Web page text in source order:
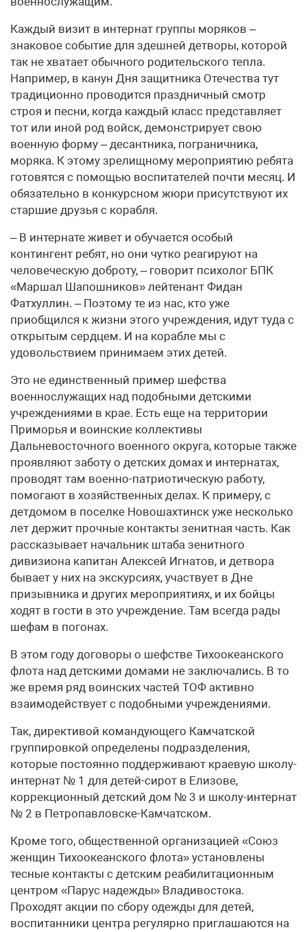
Каждый визит в интернат группы моряков –
знаковое событие для здешней детворы, которой
так не хватает обычного родительского тепла.
Например, в канун Дня защитника Отечества тут
традиционно проводится праздничный смотр
строя и песни, когда каждый класс представляет
тот или иной род войск, демонстрирует свою
военную форму – десантника, пограничника,
моряка. К этому зрелищному мероприятию ребята
готовятся с помощью воспитателей почти месяц. И
обязательно в конкурсном жюри присутствуют их
старшие друзья с корабля.
– В интернате живет и обучается особый
контингент ребят, но они чутко реагируют на
человеческую доброту, – говорит психолог БПК
«Маршал Шапошников» лейтенант Фидан
Фатхуллин. – Поэтому те из нас, кто уже
приобщился к жизни этого учреждения, идут туда с
открытым сердцем. И на корабле мы с
удовольствием принимаем этих детей.
Это не единственный пример шефства
военнослужащих над подобными детскими
учреждениями в крае. Есть еще на территории
Приморья и воинские коллективы
Дальневосточного военного округа, которые также
проявляют заботу о детских домах и интернатах,
проводят там военно-патриотическую работу,
помогают в хозяйственных делах. К примеру, с
детдомом в поселке Новошахтинск уже несколько
лет держит прочные контакты зенитная часть. Как
рассказывает начальник штаба зенитного
дивизиона капитан Алексей Игнатов, и детвора
бывает у них на экскурсиях, участвует в Дне
призывника и других мероприятиях, и их бойцы
ходят в гости в это учреждение. Там всегда рады
шефам в погонах.
В этом году договоры о шефстве Тихоокеанского
флота над детскими домами не заключались. В то
же время ряд воинских частей ТОФ активно
взаимодействует с подобными учреждениями.
Так, директивой командующего Камчатской
группировкой определены подразделения,
которые постоянно поддерживают краевую школу-
интернат № 1 для детей-сирот в Елизове,
коррекционный детский дом № 3 и школу-интернат
№ 2 в Петропавловске-Камчатском.
Кроме того, общественной организацией «Союз
женщин Тихоокеанского флота» установлены
тесные контакты с детским реабилитационным
центром «Парус надежды» Владивостока.
Проходят акции по сбору одежды для детей,
воспитанники центра регулярно приглашаются на